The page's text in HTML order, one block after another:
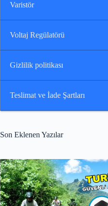
Varistör
Voltaj Regülatörü
Gizlilik politikası
Teslimat ve İade Şartları
Son Eklenen Yazılar